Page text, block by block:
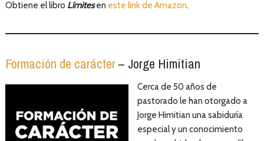
Obtiene el libro Límitesen este link de Amazon.
Formación de carácter– Jorge Himitian
Cerca de 50 años de
pastorado le han otorgado a
Jorge Himitian una sabiduría
especial y un conocimiento